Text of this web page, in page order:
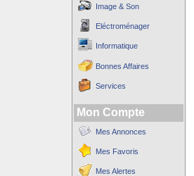
Image & Son
Eléctroménager
Informatique
Bonnes Affaires
Services
Mon Compte
Mes Annonces
Mes Favoris
Mes Alertes